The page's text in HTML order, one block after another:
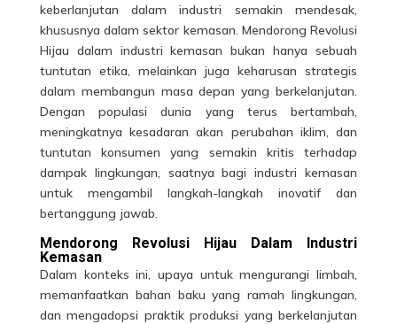
keberlanjutan dalam industri semakin mendesak,
khususnya dalam sektor kemasan. Mendorong Revolusi
Hijau dalam industri kemasan bukan hanya sebuah
tuntutan etika, melainkan juga keharusan strategis
dalam membangun masa depan yang berkelanjutan.
Dengan populasi dunia yang terus bertambah,
meningkatnya kesadaran akan perubahan iklim, dan
tuntutan konsumen yang semakin kritis terhadap
dampak lingkungan, saatnya bagi industri kemasan
untuk mengambil langkah-langkah inovatif dan
bertanggung jawab.
Mendorong Revolusi Hijau Dalam Industri
Kemasan
Dalam konteks ini, upaya untuk mengurangi limbah,
memanfaatkan bahan baku yang ramah lingkungan,
dan mengadopsi praktik produksi yang berkelanjutan